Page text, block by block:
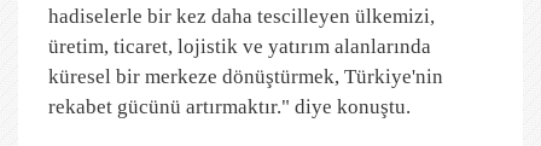
hadiselerle bir kez daha tescilleyen ülkemizi,
üretim, ticaret, lojistik ve yatırım alanlarında
küresel bir merkeze dönüştürmek, Türkiye'nin
rekabet gücünü artırmaktır." diye konuştu.